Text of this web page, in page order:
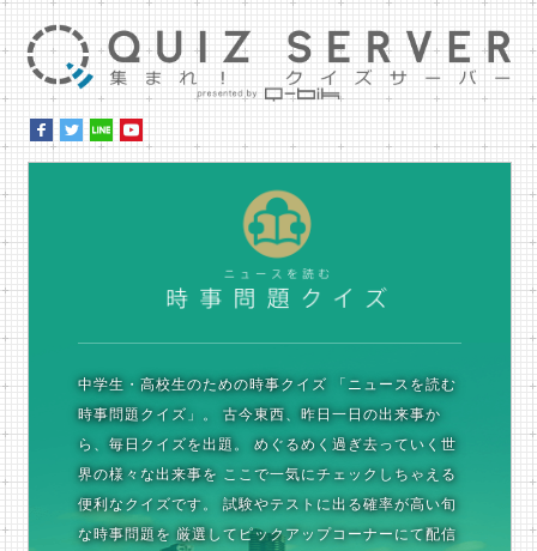
中学生・高校生のための時事クイズ 「ニュースを読む
時事問題クイズ」。
古今東西、昨日一日の出来事か
ら、毎日クイズを出題。
めぐるめく過ぎ去っていく世
界の様々な出来事を ここで一気にチェックしちゃえる
便利なクイズです。
試験やテストに出る確率が高い旬
な時事問題を 厳選してピックアップコーナーにて配信